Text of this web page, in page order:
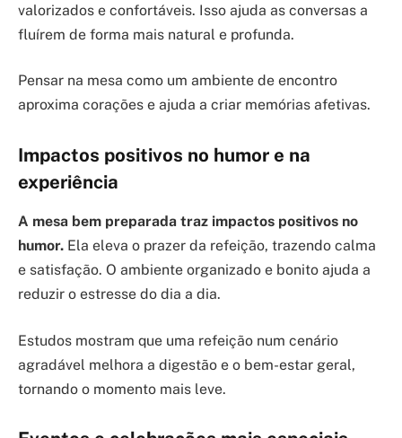
valorizados e confortáveis. Isso ajuda as conversas a
fluírem de forma mais natural e profunda.
Pensar na mesa como um ambiente de encontro
aproxima corações e ajuda a criar memórias afetivas.
Impactos positivos no humor e na
experiência
A mesa bem preparada traz impactos positivos no
humor. Ela eleva o prazer da refeição, trazendo calma
e satisfação. O ambiente organizado e bonito ajuda a
reduzir o estresse do dia a dia.
Estudos mostram que uma refeição num cenário
agradável melhora a digestão e o bem-estar geral,
tornando o momento mais leve.